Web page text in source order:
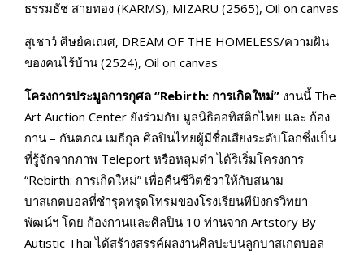
ธรรมธัช สายทอง (KARMS), MIZARU (2565), Oil on canvas
สุเชาว์ ศิษย์คเณศ, DREAM OF THE HOMELESS/ความฝัน
ของคนไร้บ้าน (2524), Oil on canvas
โครงการประมูลการกุศล “Rebirth: การเกิดใหม่” งานนี้ The
Art Auction Center ยังร่วมกับ มูลนิธิออทิสติกไทย และ ก้อง
กาน – กันตภณ เมธีกุล ศิลปินไทยผู้มีชื่อเสียงระดับโลกซึ่งเป็น
ที่รู้จักจากภาพ Teleport หรือหลุมดำ ได้ริเริ่มโครงการ
“Rebirth: การเกิดใหม่” เพื่อคืนชีวิตชีวาให้กับสนาม
บาสเกตบอลที่ชำรุดทรุดโทรมของโรงเรียนทีปังกรวิทยา
พัฒน์ฯ โดย ก้องกานและศิลปิน 10 ท่านจาก Artstory By
Autistic Thai ได้สร้างสรรค์ผลงานศิลปะบนลูกบาสเกตบอล